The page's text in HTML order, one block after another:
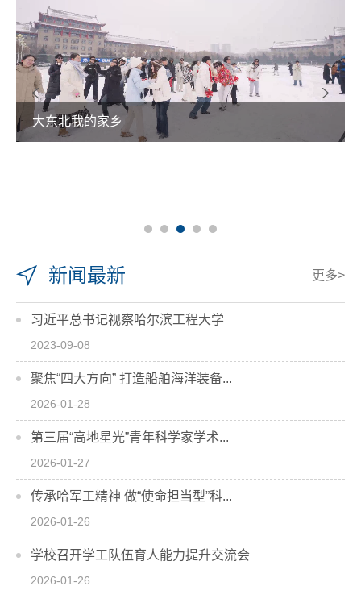
大东北我的家乡
新闻最新 更多>
习近平总书记视察哈尔滨工程大学
2023-09-08
聚焦“四大方向” 打造船舶海洋装备...
2026-01-28
第三届“高地星光”青年科学家学术...
2026-01-27
传承哈军工精神 做“使命担当型”科...
2026-01-26
学校召开学工队伍育人能力提升交流会
2026-01-26